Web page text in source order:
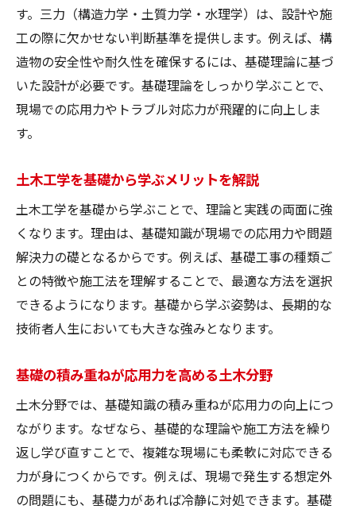
す。三力（構造力学・土質力学・水理学）は、設計や施
工の際に欠かせない判断基準を提供します。例えば、構
造物の安全性や耐久性を確保するには、基礎理論に基づ
いた設計が必要です。基礎理論をしっかり学ぶことで、
現場での応用力やトラブル対応力が飛躍的に向上しま
す。
土木工学を基礎から学ぶメリットを解説
土木工学を基礎から学ぶことで、理論と実践の両面に強
くなります。理由は、基礎知識が現場での応用力や問題
解決力の礎となるからです。例えば、基礎工事の種類ご
との特徴や施工法を理解することで、最適な方法を選択
できるようになります。基礎から学ぶ姿勢は、長期的な
技術者人生においても大きな強みとなります。
基礎の積み重ねが応用力を高める土木分野
土木分野では、基礎知識の積み重ねが応用力の向上につ
ながります。なぜなら、基礎的な理論や施工方法を繰り
返し学び直すことで、複雑な現場にも柔軟に対応できる
力が身につくからです。例えば、現場で発生する想定外
の問題にも、基礎力があれば冷静に対処できます。基礎